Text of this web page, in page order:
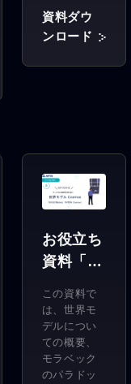
資料ダウ
ンロード
お役立ち
資料「3
る世界モ
デル
Cosmos
」
この資料で
は、世界モ
デルについ
ての概要、
モラベック
のパラドッ